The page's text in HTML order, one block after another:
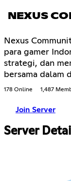
NEXUS
Nexus
para gamer
strategi, dan
bersama dalam
178 Online 1,487
Join Server
Server